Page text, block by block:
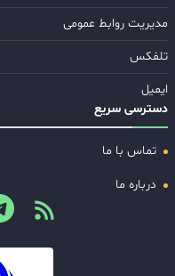
مدیریت روابط عمومی
تلفکس
ایمیل
دسترسی سریع
تماس با ما
درباره ما